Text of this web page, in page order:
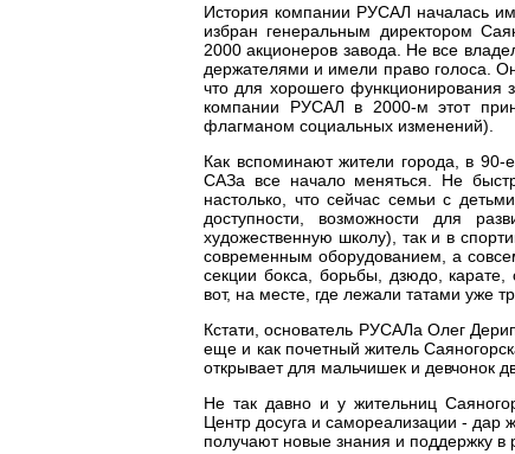
История компании РУСАЛ началась
избран генеральным директором
2000 акционеров завода. Не все
держателями и имели право голоса.
что для хорошего функционирования
компании РУСАЛ в 2000-м этот
флагманом социальных изменений).
Как вспоминают жители города, в 90-
САЗа все начало меняться. Не
настолько, что сейчас семьи с
доступности, возможности для
художественную школу), так и в
современным оборудованием, а
секции бокса, борьбы, дзюдо,
вот, на месте, где лежали татами уже
Кстати, основатель РУСАЛа Олег
еще и как почетный житель
открывает для мальчишек и девчонок
Не так давно и у жительниц
Центр досуга и самореализации -
получают новые знания и поддержку в